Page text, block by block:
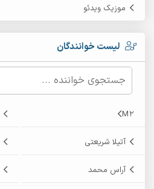
موزیک ویدئو
لیست خوانندگان
M2
آتیلا شریعتی
آراس محمد